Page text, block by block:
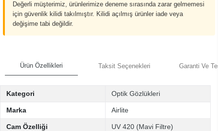
Değerli müşterimiz, ürünlerimize deneme sırasında zarar gelmemesi
için güvenlik kilidi takılmıştır. Kilidi açılmış ürünler iade veya
değişime tabi değildir.
Ürün Özellikleri Taksit Seçenekleri Garanti Ve
Kategori Optik Gözlükleri
Marka Airlite
Cam Özelliği UV 420 (Mavi Filtre)